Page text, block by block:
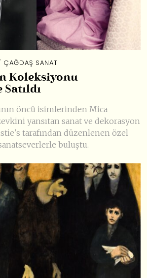
ÇAĞDAŞ SANAT
Koleksiyonu
öncü isimlerinden Mica
yansıtan sanat ve dekorasyon
tarafından düzenlenen özel
buluştu.